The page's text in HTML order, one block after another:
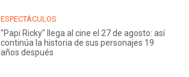
ESPECTÁCULOS
"Papi Ricky" llega al cine el 27 de agosto: así
continúa la historia de sus personajes 19
años después